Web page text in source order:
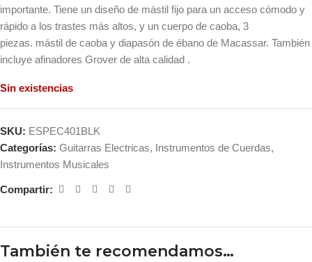
importante. Tiene un diseño de mástil fijo para un acceso cómodo y
rápido a los trastes más altos, y un cuerpo de caoba, 3
piezas. mástil de caoba y diapasón de ébano de Macassar. También
incluye afinadores Grover de alta calidad .
Sin existencias
SKU: ESPEC401BLK
Categorías: Guitarras Electricas, Instrumentos de Cuerdas,
Instrumentos Musicales
Compartir:
También te recomendamos…